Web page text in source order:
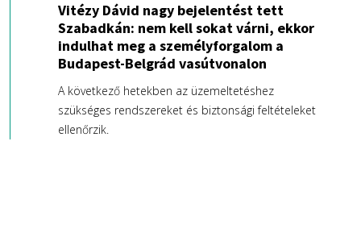
Vitézy Dávid nagy bejelentést tett
Szabadkán: nem kell sokat várni, ekkor
indulhat meg a személyforgalom a
Budapest-Belgrád vasútvonalon
A következő hetekben az üzemeltetéshez
szükséges rendszereket és biztonsági feltételeket
ellenőrzik.